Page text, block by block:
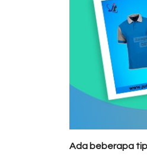
Ada beberapa